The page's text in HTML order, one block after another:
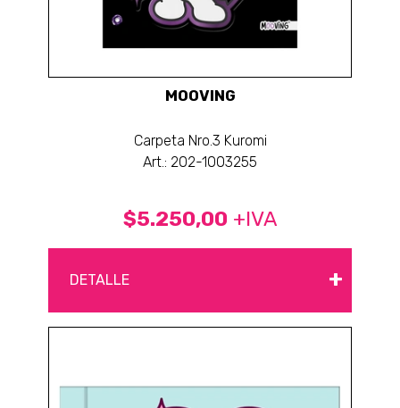
MOOVING
Carpeta Nro.3 Kuromi
Art.: 202-1003255
$5.250,00 +IVA
DETALLE +